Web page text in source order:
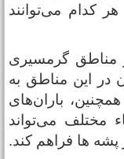
می‌توانند
گرمسیری
این مناطق به
باران‌های
می‌تواند
ها فراهم کند.